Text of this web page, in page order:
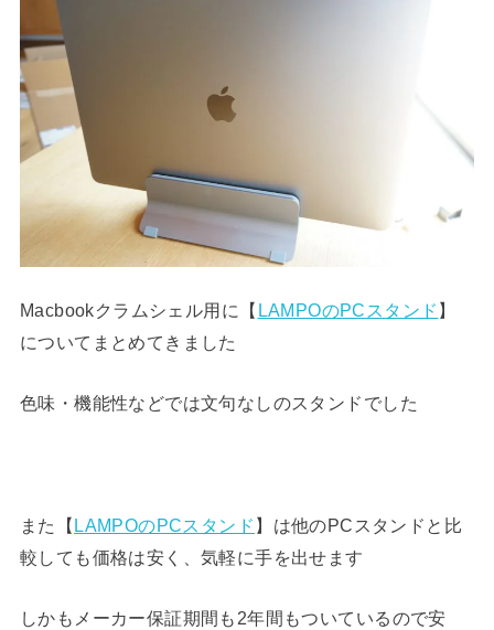
Macbookクラムシェル用に【 LAMPOのPCスタンド 】
についてまとめてきました
色味・機能性などでは文句なしのスタンドでした
また【LAMPOのPCスタンド 】は他のPCスタンドと比
較しても価格は安く、気軽に手を出せます
しかもメーカー保証期間も2年間もついているので安